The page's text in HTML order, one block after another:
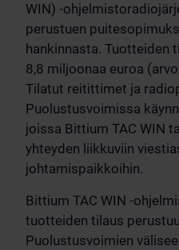
WIN) -
perustuen
hankinnasta. Tuotteiden
8,8 miljoonaa euroa
Tilatut reitittimet ja
Puolustusvoimissa
joissa Bittium TAC WIN
yhteyden liikkuviin
johtamispaikkoihin.
Bittium TAC WIN -
tuotteiden tilaus
Puolustusvoimien